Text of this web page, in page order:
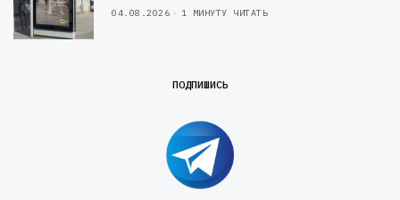
04.08.2026 1 МИНУТУ ЧИТАТЬ
ПОДПИШИСЬ